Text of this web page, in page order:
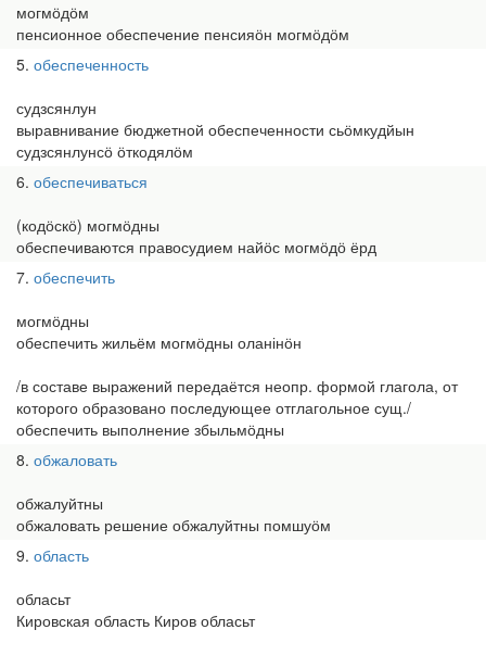
могмӧдӧм
пенсионное обеспечение пенсияӧн могмӧдӧм
5 обеспеченность
судзсянлун
выравнивание бюджетной обеспеченности сьӧмкудйын
судзсянлунсӧ ӧткодялӧм
6 обеспечиваться
(кодӧскӧ) могмӧдны
обеспечиваются правосудием найӧс могмӧдӧ ёрд
7 обеспечить
могмӧдны
обеспечить жильём могмӧдны оланінӧн
/в составе выражений передаётся неопр. формой глагола, от
которого образовано последующее отглагольное сущ./
обеспечить выполнение збыльмӧдны
8 обжаловать
обжалуйтны
обжаловать решение обжалуйтны помшуӧм
9 область
обласьт
Кировская область Киров обласьт